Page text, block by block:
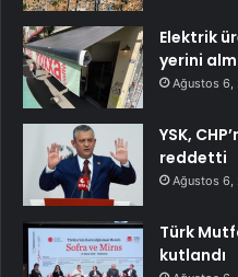
Elektrik
yerini
Ağustos 6,
YSK,
reddetti
Ağustos 6,
Türk
kutlandı